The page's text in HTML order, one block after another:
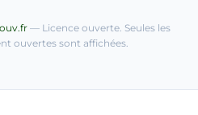
— Licence ouverte. Seules les
ouvertes sont affichées.